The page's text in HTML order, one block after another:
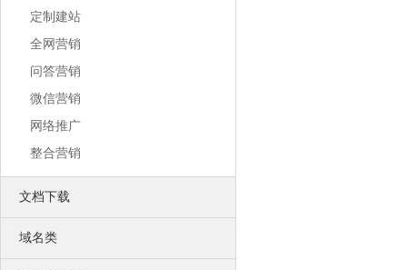
公司环境、团队风采、户外旅游
荣誉资质
我们获得的荣誉不甚枚举，感谢有你
中万简介
定制建站
全网营销
问答营销
微信营销
网络推广
整合营销
文档下载
域名类